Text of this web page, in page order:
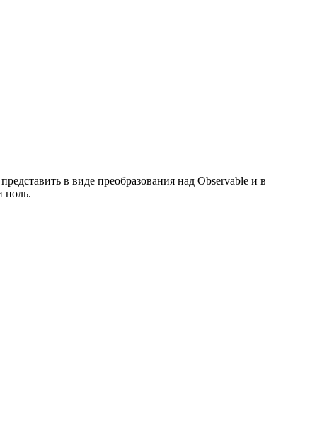
в виде преобразования над Observable и в
ноль.